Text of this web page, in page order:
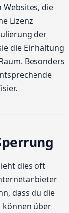
Websites, die
Lizenz
der
die Einhaltung
Besonders
dies oft
dass du die
können über